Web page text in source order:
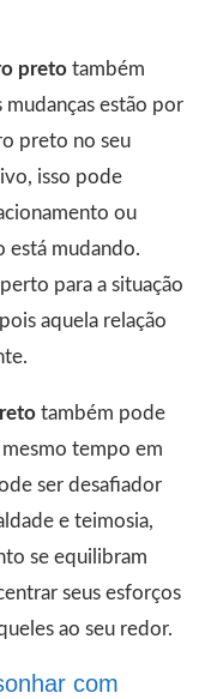
preto também
mudanças estão por
preto no seu
isso pode
ou
está mudando.
para a situação
aquela relação
também pode
tempo em
ser desafiador
e teimosia,
se equilibram
seus esforços
ao seu redor.
com